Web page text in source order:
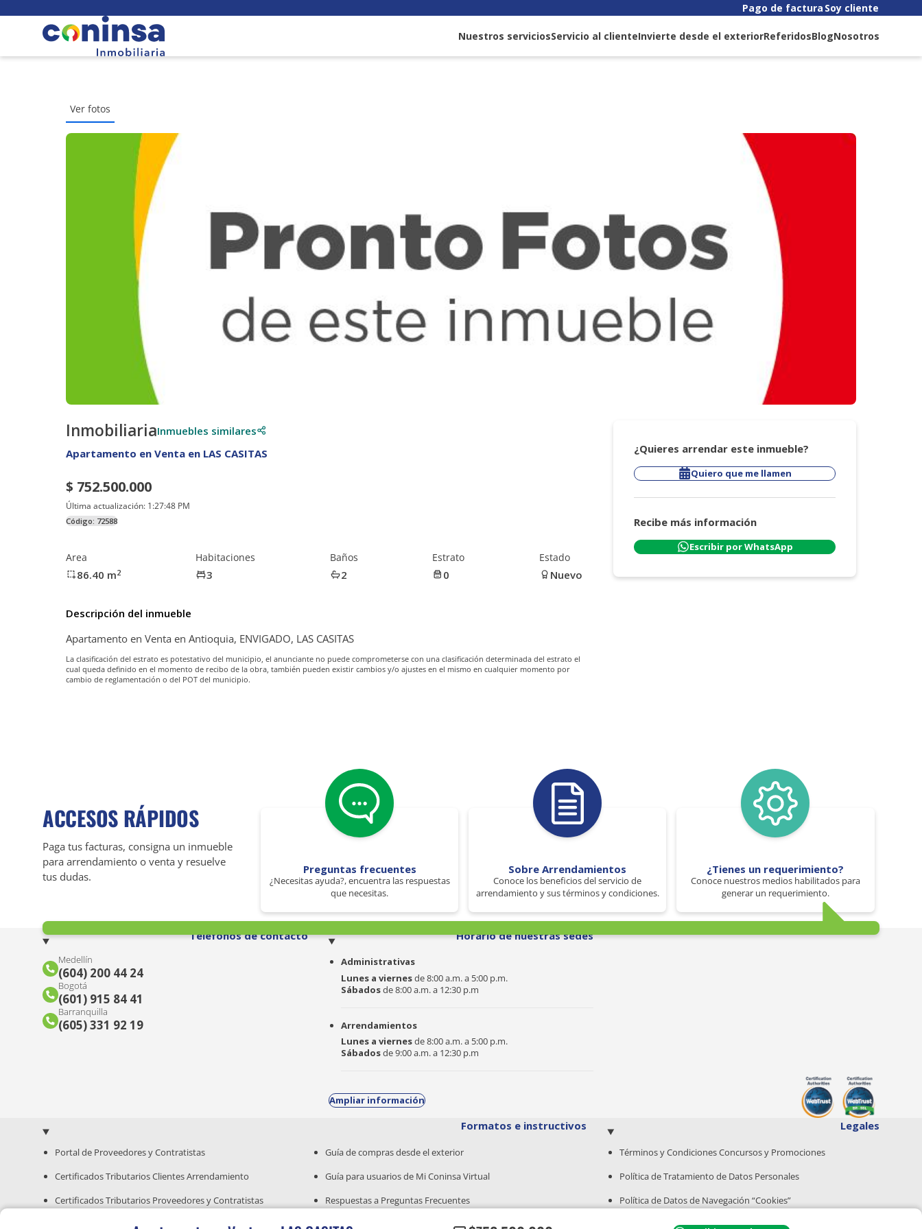
Pago de factura Soy cliente
Nuestros serviciosServicio al clienteInvierte desde el exteriorReferidosBlogNosotros
Ver fotos
InmobiliariaInmuebles similares
Apartamento en Venta en LAS CASITAS
$ 752.500.000
Última actualización: 1:27:48 PM
Código: 72588
Area
86.40 m2
Habitaciones
3
Baños
2
Estrato
0
Estado
Nuevo
Descripción del inmueble
Apartamento en Venta en Antioquia, ENVIGADO, LAS CASITAS
La clasificación del estrato es potestativo del municipio, el anunciante no puede comprometerse con una clasificación determinada del estrato el
cual queda definido en el momento de recibo de la obra, también pueden existir cambios y/o ajustes en el mismo en cualquier momento por
cambio de reglamentación o del POT del municipio.
¿Quieres arrendar este inmueble?
Quiero que me llamen
Recibe más información
Escribir por WhatsApp
ACCESOS RÁPIDOS
Paga tus facturas, consigna un inmueble
para arrendamiento o venta y resuelve
tus dudas.
Preguntas frecuentes
¿Necesitas ayuda?, encuentra las respuestas
que necesitas.
Sobre Arrendamientos
Conoce los beneficios del servicio de
arrendamiento y sus términos y condiciones.
¿Tienes un requerimiento?
Conoce nuestros medios habilitados para
generar un requerimiento.
Teléfonos de contacto
Medellín
(604) 200 44 24
Bogotá
(601) 915 84 41
Barranquilla
(605) 331 92 19
Horario de nuestras sedes
Administrativas
Lunes a viernesde 8:00 a.m. a 5:00 p.m.
Sábadosde 8:00 a.m. a 12:30 p.m
Arrendamientos
Lunes a viernesde 8:00 a.m. a 5:00 p.m.
Sábadosde 9:00 a.m. a 12:30 p.m
Ampliar información
Formatos e instructivos
Portal de Proveedores y Contratistas
Certificados Tributarios Clientes Arrendamiento
Certificados Tributarios Proveedores y Contratistas
Guía para Compra de Inmuebles Nuevos
Guía de compras desde el exterior
Guía para usuarios de Mi Coninsa Virtual
Respuestas a Preguntas Frecuentes
Legales
Términos y Condiciones Concursos y Promociones
Política de Tratamiento de Datos Personales
Política de Datos de Navegación “Cookies”